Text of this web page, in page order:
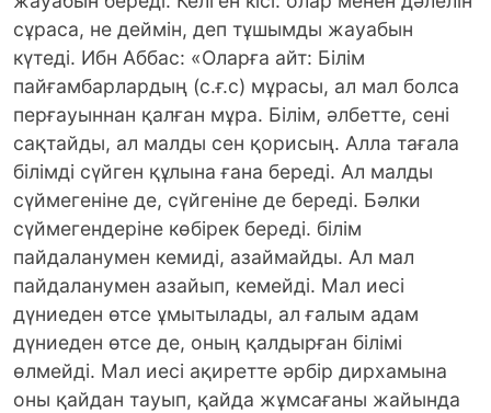
сұраса, не деймін, деп тұшымды жауабын
күтеді. Ибн Аббас: «Оларға айт: Білім
пайғамбарлардың (с.ғ.с) мұрасы, ал мал болса
перғауыннан қалған мұра. Білім, әлбетте, сені
сақтайды, ал малды сен қорисың. Алла тағала
білімді сүйген құлына ғана береді. Ал малды
сүймегеніне де, сүйгеніне де береді. Бәлки
сүймегендеріне көбірек береді. білім
пайдаланумен кемиді, азаймайды. Ал мал
пайдаланумен азайып, кемейді. Мал иесі
дүниеден өтсе ұмытылады, ал ғалым адам
дүниеден өтсе де, оның қалдырған білімі
өлмейді. Мал иесі ақиретте әрбір дирхамына
оны қайдан тауып, қайда жұмсағаны жайында